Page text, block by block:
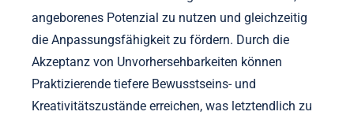
angeborenes Potenzial zu nutzen und gleichzeitig
die Anpassungsfähigkeit zu fördern. Durch die
Akzeptanz von Unvorhersehbarkeiten können
Praktizierende tiefere Bewusstseins- und
Kreativitätszustände erreichen, was letztendlich zu